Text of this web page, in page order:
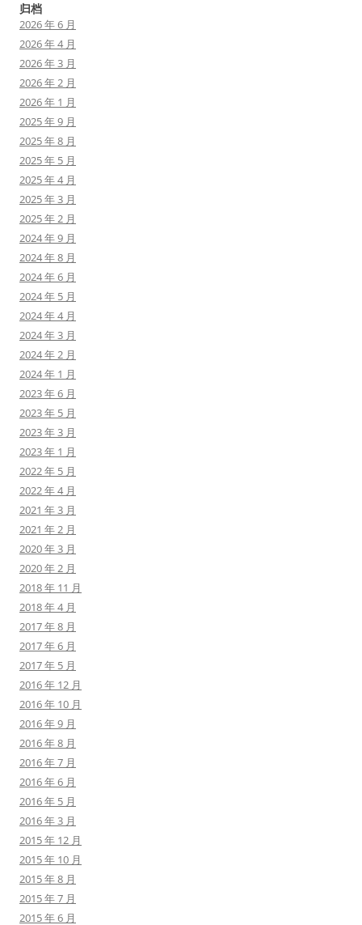
归档
2026 年 6 月
2026 年 4 月
2026 年 3 月
2026 年 2 月
2026 年 1 月
2025 年 9 月
2025 年 8 月
2025 年 5 月
2025 年 4 月
2025 年 3 月
2025 年 2 月
2024 年 9 月
2024 年 8 月
2024 年 6 月
2024 年 5 月
2024 年 4 月
2024 年 3 月
2024 年 2 月
2024 年 1 月
2023 年 6 月
2023 年 5 月
2023 年 3 月
2023 年 1 月
2022 年 5 月
2022 年 4 月
2021 年 3 月
2021 年 2 月
2020 年 3 月
2020 年 2 月
2018 年 11 月
2018 年 4 月
2017 年 8 月
2017 年 6 月
2017 年 5 月
2016 年 12 月
2016 年 10 月
2016 年 9 月
2016 年 8 月
2016 年 7 月
2016 年 6 月
2016 年 5 月
2016 年 3 月
2015 年 12 月
2015 年 10 月
2015 年 8 月
2015 年 7 月
2015 年 6 月